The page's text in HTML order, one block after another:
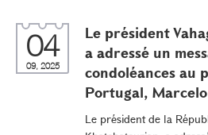
04
09, 2025
Le président
a adressé un
condoléances au
Portugal,
Le président de la